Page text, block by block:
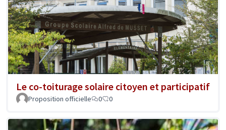
Le co-toiturage solaire citoyen et participatif
Proposition officielle 0 0